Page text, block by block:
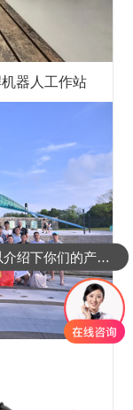
器人工作站
你们是怎么收费的呢